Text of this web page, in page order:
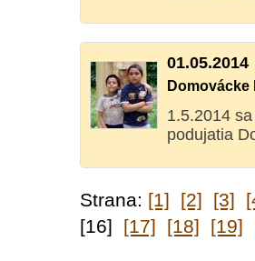
01.05.2014
Domovácke
1.5.2014
podujatia
Strana: [1] [2] [3]
[16] [17] [18] [19]